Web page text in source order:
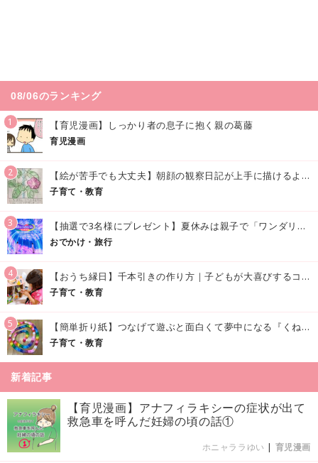
08/06のランキング
1 【育児漫画】しっかり者の息子に抱く親の葛藤
育児漫画
2 【絵が苦手でも大丈夫】朝顔の観察日記が上手に描けるようになる方法｜イラスト付き
子育て・教育
3 【抽選で3名様にプレゼント】夏休みは親子で「ワンダリア横浜」へ！涼しく学んで遊べる話題の没入型施設をご紹介
おでかけ・旅行
4 【おうち縁日】千本引きの作り方｜子どもが大喜びするコツやアイデア♪
子育て・教育
5 【簡単折り紙】つなげて遊ぶと面白くて夢中になる『くねくねへびさんの作り方』
子育て・教育
新着記事
【育児漫画】アナフィラキシーの症状が出て
救急車を呼んだ妊婦の頃の話①
ホニャララゆい | 育児漫画